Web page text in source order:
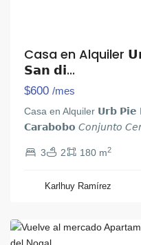
Casa en Alquiler
𝗦𝗮𝗻 𝗱𝗶...
$600 /mes
Casa en Alquiler 𝗨𝗿𝗯
𝗖𝗮𝗿𝗮𝗯𝗼𝗯𝗼 𝘊𝘰𝘯𝘫𝘶𝘯𝘵𝘰
3 2 180 m2
Karlhuy Ramírez
La